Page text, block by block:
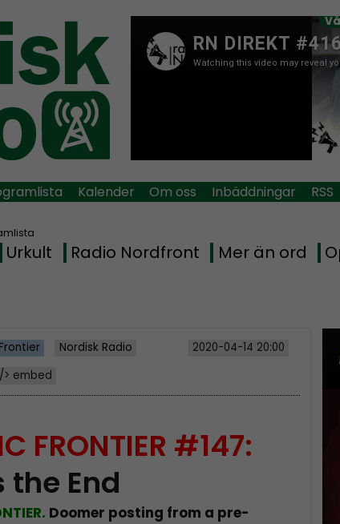
Kalender Om oss Inbäddningar RSS
Urkult Radio Nordfront Mer än ord
Nordisk Radio
2020-04-14 20:00
> embed
FRONTIER #147:
the End
Doomer posting from a pre-